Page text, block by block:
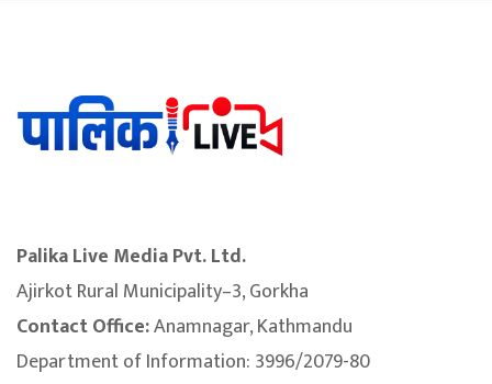
Palika Live Media Pvt. Ltd.
Ajirkot Rural Municipality–3, Gorkha
Contact Office:Anamnagar, Kathmandu
Department of Information: 3996/2079-80